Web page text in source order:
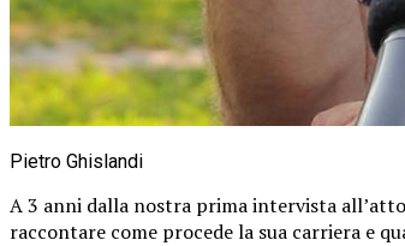
Pietro Ghislandi
A 3 anni dalla nostra prima intervista
raccontare come procede la sua carriera e